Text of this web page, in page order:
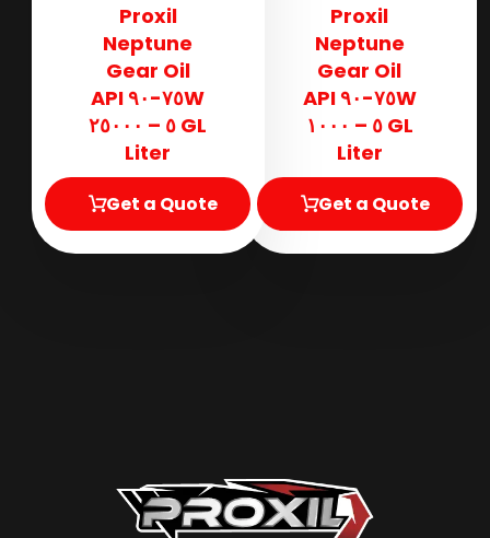
Proxil
Neptune
Gear Oil
٧٥W-٩٠ API
GL ٥ – ١٠٠٠
Liter
Get a Quote
Proxil
Neptune
Gear Oil
٧٥W-٩٠ API
GL ٥ – ٢٥٠٠٠
Liter
Get a Quote